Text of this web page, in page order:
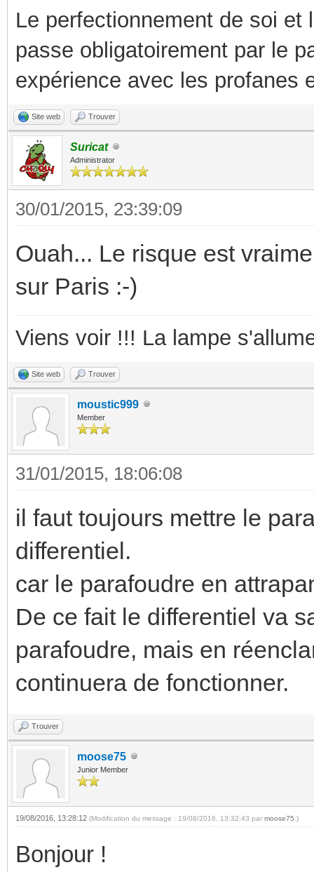
Le perfectionnement de soi
passe obligatoirement par le
expérience avec les profanes
Site web Trouver
Suricat
Administrator
30/01/2015, 23:39:09
Ouah... Le risque est
sur Paris :-)
Viens voir !!! La lampe
Site web Trouver
moustic999
Member
31/01/2015, 18:06:08
il faut toujours mettre le
differentiel.
car le parafoudre en
De ce fait le differentiel va
parafoudre, mais en
continuera de fonctionner.
Trouver
moose75
Junior Member
19/08/2016, 13:28:12 (Modification du message : 19/08/2016, 13:32:43 par moose75 .)
Bonjour !